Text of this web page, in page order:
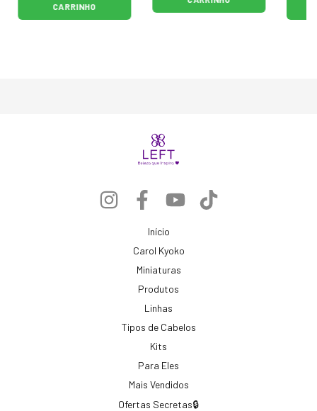
CARRINHO
Início
Carol Kyoko
Miniaturas
Produtos
Linhas
Tipos de Cabelos
Kits
Para Eles
Mais Vendidos
Ofertas Secretas🔒